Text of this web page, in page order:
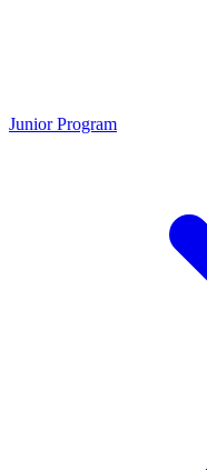
Junior Program